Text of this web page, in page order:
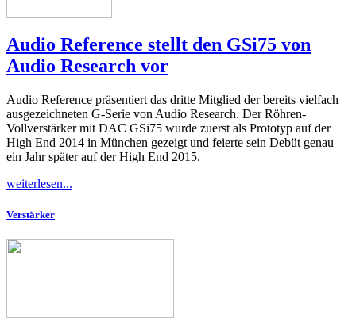
Audio Reference stellt den GSi75 von
Audio Research vor
Audio Reference präsentiert das dritte Mitglied der bereits vielfach
ausgezeichneten G-Serie von Audio Research. Der Röhren-
Vollverstärker mit DAC GSi75 wurde zuerst als Prototyp auf der
High End 2014 in München gezeigt und feierte sein Debüt genau
ein Jahr später auf der High End 2015.
weiterlesen...
Verstärker